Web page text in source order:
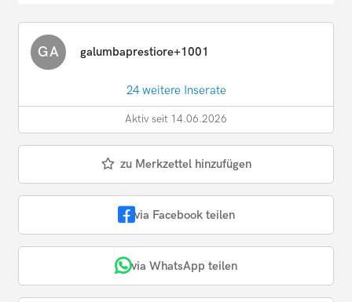
GA galumbaprestiore+1001
24 weitere Inserate
Aktiv seit 14.06.2026
zu Merkzettel hinzufügen
via Facebook teilen
via WhatsApp teilen